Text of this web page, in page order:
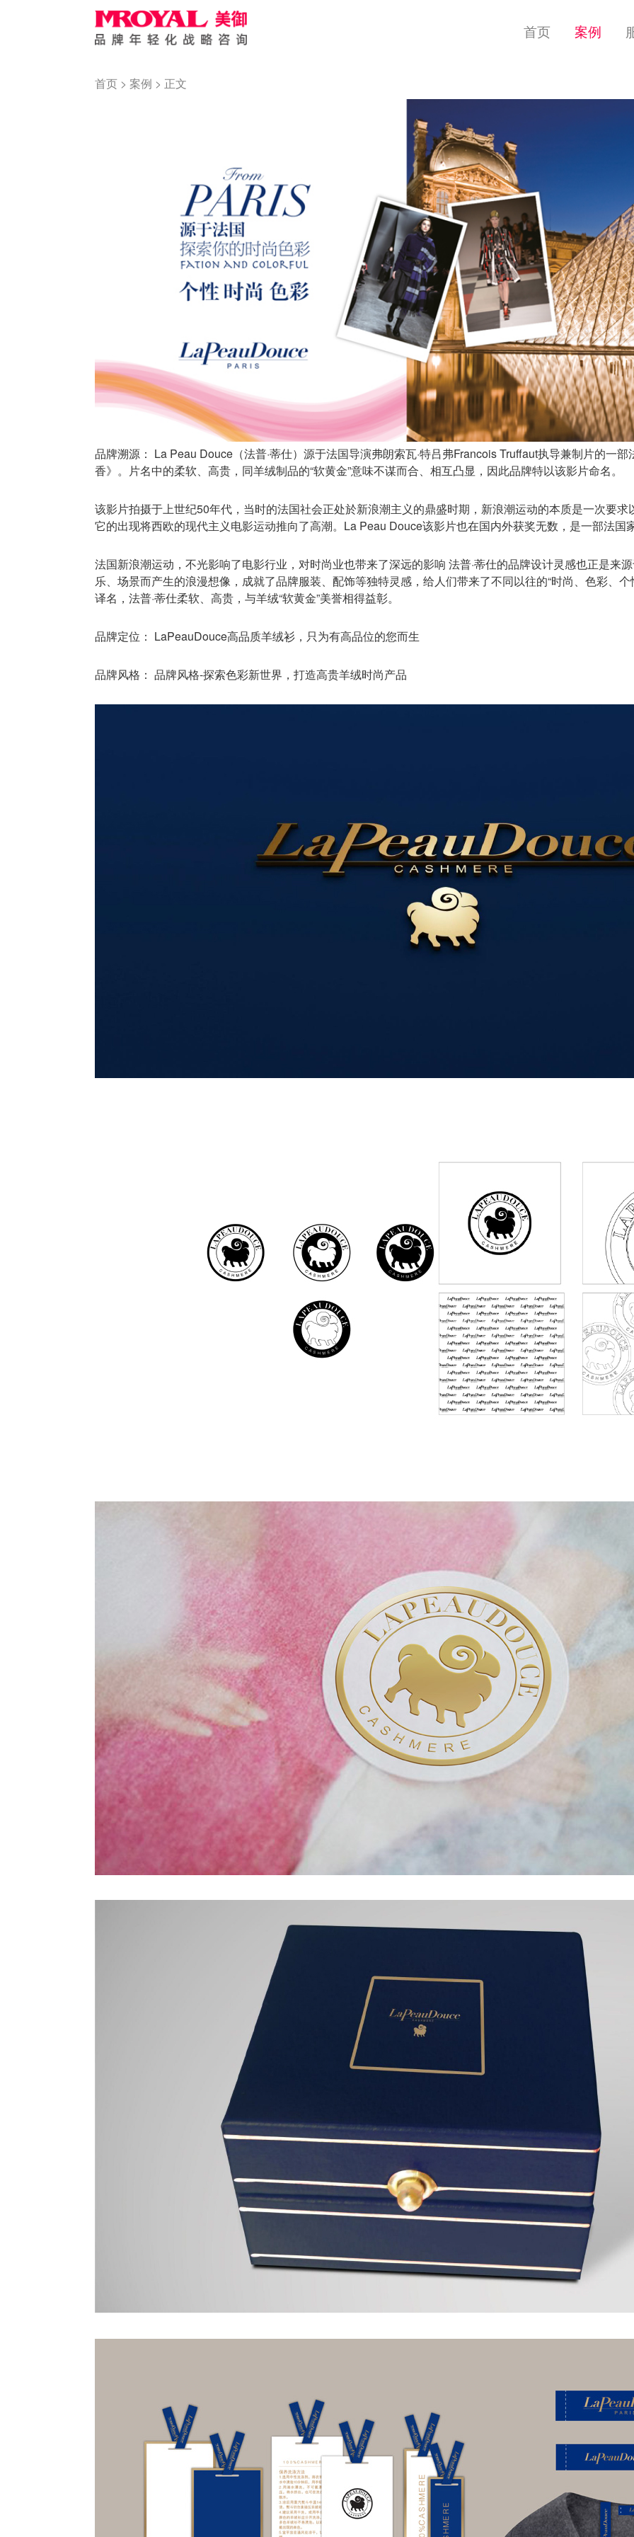
首页 案例
首页 >案例 > 正文
品牌溯源： La Peau Douce（法普·蒂仕）源于法国导演弗朗索瓦·特吕弗Francois Truffaut执导兼制片的一
香》。片名中的柔软、高贵，同羊绒制品的“软黄金”意味不谋而合、相互凸显，因此品牌特以该影片命名。
该影片拍摄于上世纪50年代，当时的法国社会正处於新浪潮主义的鼎盛时期，新浪潮运动的本质是一次要
它的出现将西欧的现代主义电影运动推向了高潮。La Peau Douce该影片也在国内外获奖无数，是一部法国
法国新浪潮运动，不光影响了电影行业，对时尚业也带来了深远的影响 法普·蒂仕的品牌设计灵感也正是来
乐、场景而产生的浪漫想像，成就了品牌服装、配饰等独特灵感，给人们带来了不同以往的“时尚、色彩、
译名，法普·蒂仕柔软、高贵，与羊绒“软黄金”美誉相得益彰。
品牌定位： LaPeauDouce高品质羊绒衫，只为有高品位的您而生
品牌风格： 品牌风格-探索色彩新世界，打造高贵羊绒时尚产品